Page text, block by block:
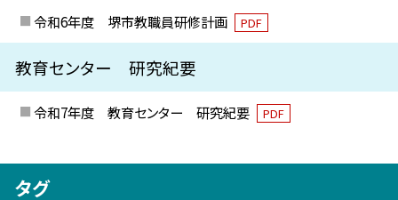
令和6年度 堺市教職員研修計画 PDF
教育センター 研究紀要
令和7年度 教育センター 研究紀要 PDF
タグ